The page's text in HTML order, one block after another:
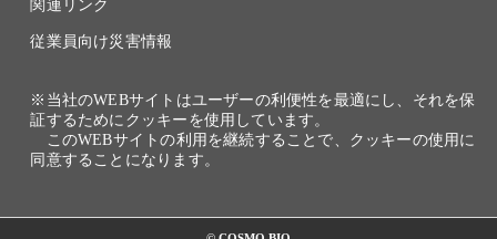
関連リンク
従業員向け災害情報
※当社のWEBサイトはユーザーの利便性を最適にし、それを保
証するためにクッキーを使用しています。
このWEBサイトの利用を継続することで、クッキーの使用に
同意することになります。